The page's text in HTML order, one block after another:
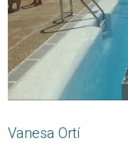
Vanesa Ortí